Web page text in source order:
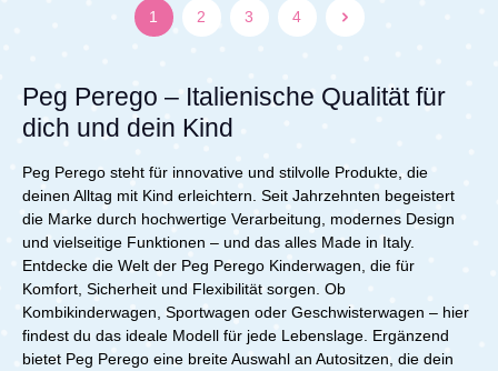
Lieblings oder deine eigene Wasserflasche sicher und
griffbereit transportieren.Egal, ob du mit dem Book,
passt zu allen Modellen und sorgt dafür, dass du und
dein Kind stets hydriert bleibt. Die praktische Lösung für
unterwegs, damit du dich ganz auf die gemeinsame
und erlebe unbeschwerte Spaziergänge mit dem
Stroller Cup Holder. Entdecke die Bequemlichkeit
dieses Zubehörs und mach deine Ausflüge noch
angenehmer – für dich und dein kleines Abenteuer!
Lieferumfang: 1x PEG Flaschenhalter für Buggys /
Kinderwagen
1 2 3 4
Peg Perego – Italienische Qualität für
dich und dein Kind
Peg Perego steht für innovative und stilvolle Produkte, die
deinen Alltag mit Kind erleichtern. Seit Jahrzehnten begeistert
die Marke durch hochwertige Verarbeitung, modernes Design
und vielseitige Funktionen – und das alles Made in Italy.
Entdecke die Welt der Peg Perego Kinderwagen, die für
Komfort, Sicherheit und Flexibilität sorgen. Ob
Kombikinderwagen, Sportwagen oder Geschwisterwagen – hier
findest du das ideale Modell für jede Lebenslage. Ergänzend
bietet Peg Perego eine breite Auswahl an Autositzen, die dein